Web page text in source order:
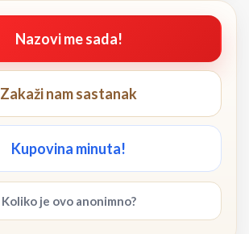
Nazovi me sada!
Zakaži nam sastanak
Kupovina minuta!
Koliko je ovo anonimno?